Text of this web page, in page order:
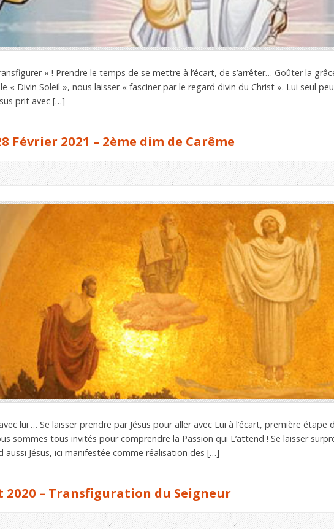
» ! Prendre le temps de se mettre à l’écart, de s’arrêter… Goûter la
« Divin Soleil », nous laisser « fasciner par le regard divin du Christ ». Lui seul
prit avec […]
Février 2021 – 2ème dim de Carême
lui … Se laisser prendre par Jésus pour aller avec Lui à l’écart, première étape
sommes tous invités pour comprendre la Passion qui L’attend ! Se laisser
aussi Jésus, ici manifestée comme réalisation des […]
2020 – Transfiguration du Seigneur